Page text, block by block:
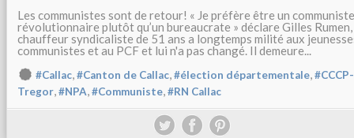
Les communistes sont de retour! « Je préfère être un communiste
révolutionnaire plutôt qu’un bureaucrate » déclare Gilles Rumen,
chauffeur syndicaliste de 51 ans a longtemps milité aux
communistes et au PCF et lui n'a pas changé. Il demeure...
#Callac,#Canton de Callac,#élection départementale,#CCCP-
Tregor,#NPA,#Communiste,#RN Callac